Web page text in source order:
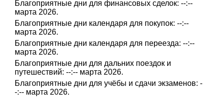
Благоприятные дни для финансовых сделок: --:--
марта 2026.
Благоприятные дни календаря для покупок: --:--
марта 2026.
Благоприятные дни календаря для переезда: --:--
марта 2026.
Благоприятные дни для дальних поездок и
путешествий: --:-- марта 2026.
Благоприятные дни для учёбы и сдачи экзаменов: -
-:-- марта 2026.